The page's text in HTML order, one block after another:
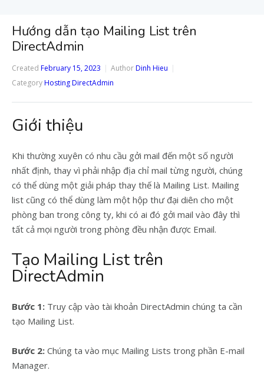
Hướng dẫn tạo Mailing List trên
DirectAdmin
Created February 15, 2023 AuthorDinh Hieu
CategoryHosting DirectAdmin
Giới thiệu
Khi thường xuyên có nhu cầu gởi mail đến một số người
nhất định, thay vì phải nhập địa chỉ mail từng người, chúng
có thể dùng một giải pháp thay thế là Mailing List. Mailing
list cũng có thể dùng làm một hộp thư đại diên cho một
phòng ban trong công ty, khi có ai đó gởi mail vào đây thì
tất cả mọi người trong phòng đều nhận được Email.
Tạo Mailing List trên
DirectAdmin
Bước 1: Truy cập vào tài khoản DirectAdmin chúng ta cần
tạo Mailing List.
Bước 2: Chúng ta vào mục Mailing Lists trong phần E-mail
Manager.